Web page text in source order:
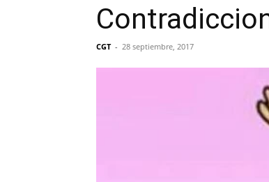
CGT - 28 septiembre, 2017